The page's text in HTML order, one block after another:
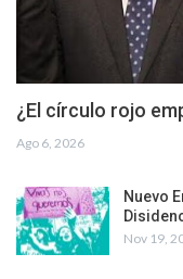
¿El círculo rojo
Ago 6, 2026
Nuevo
Nov 19,